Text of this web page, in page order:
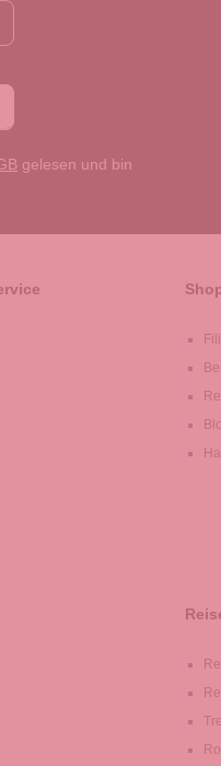
gelesen und bin